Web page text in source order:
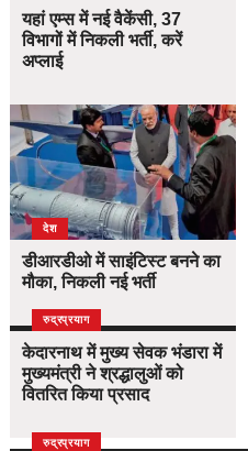
यहां एम्स में नई वैकेंसी, 37
विभागों में निकली भर्ती, करें
अप्लाई
देश
डीआरडीओ में साइंटिस्ट बनने का
मौका, निकली नई भर्ती
उत्तराखंड
देश
रुद्रप्रयाग
केदारनाथ में मुख्य सेवक भंडारा में
मुख्यमंत्री ने श्रद्धालुओं को
वितरित किया प्रसाद
उत्तराखंड
देश
रुद्रप्रयाग